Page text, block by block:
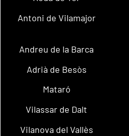
Antoni de Vilamajor
Andreu de la Barca
Adrià de Besòs
Mataró
Vilassar de Dalt
Vilanova del Vallès